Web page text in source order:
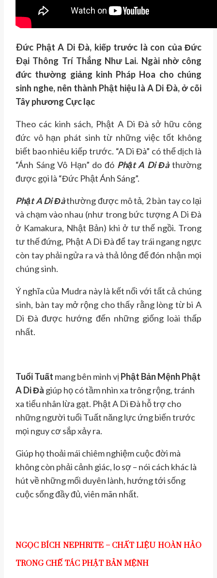
Ðức Phật A Di Ðà, kiếp trước là con của Đức
Ðại Thông Trí Thắng Như Lai. Ngài nhờ công
đức thường giảng kinh Pháp Hoa cho chúng
sinh nghe, nên thành Phật hiệu là A Di Ðà, ở cõi
Tây phương Cực lạc
Theo các kinh sách, Phật A Di Đà sở hữu công
đức vô hạn phát sinh từ những việc tốt không
biết bao nhiêu kiếp trước. “A Di Đà” có thể dịch là
“Ánh Sáng Vô Hạn” do đó Phật A Di Đàthường
được gọi là “Đức Phật Ánh Sáng”.
Phật A Di Đàthường được mô tả, 2 bàn tay co lại
và chạm vào nhau (như trong bức tượng A Di Đà
ở Kamakura, Nhật Bản) khi ở tư thế ngồi. Trong
tư thế đứng, Phật A Di Đà để tay trái ngang ngực
còn tay phải ngửa ra và thả lỏng để đón nhận mọi
chúng sinh.
Ý nghĩa của Mudra này là kết nối với tất cả chúng
sinh, bàn tay mở rộng cho thấy rằng lòng từ bi A
Di Đà được hướng đến những giống loài thấp
nhất.
Tuổi Tuất mang bên mình vị Phật Bản Mệnh Phật
A Di Đà giúp họ có tầm nhìn xa trông rộng, tránh
xa tiểu nhân lừa gạt. Phật A Di Đà hỗ trợ cho
những người tuổi Tuất năng lực ứng biến trước
mọi nguy cơ sắp xảy ra.
Giúp họ thoải mái chiêm nghiệm cuộc đời mà
không còn phải cảnh giác, lo sợ – nói cách khác là
hút về những mối duyên lành, hướng tới sống
cuộc sống đầy đủ, viên mãn nhất.
NGỌC BÍCH NEPHRITE – CHẤT LIỆU HOÀN HẢO
TRONG CHẾ TÁC PHẬT BẢN MỆNH